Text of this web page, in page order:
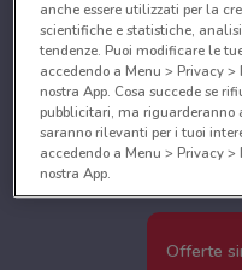
Offerte
anche essere utilizzati per la
scientifiche e statistiche,
tendenze. Puoi modificare le
accedendo a Menu > Privacy
nostra App. Cosa succede se
pubblicitari, ma riguarderanno
saranno rilevanti per i tuoi
accedendo a Menu > Privacy
nostra App.
Noi e i nostri partner
Utilizzare dati di
caratteristiche del dispositivo